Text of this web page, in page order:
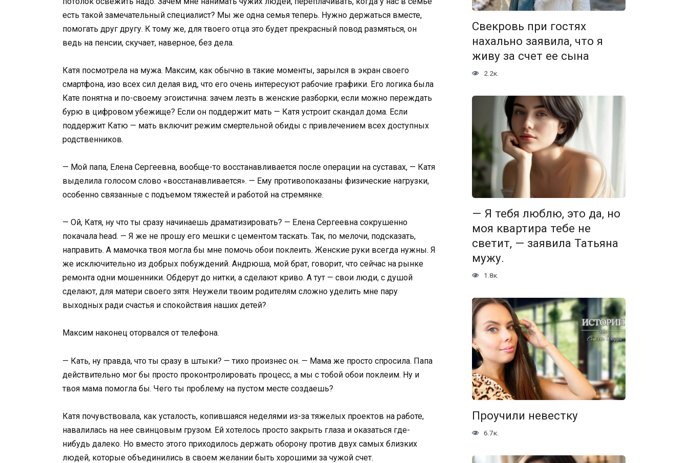
есть такой замечательный специалист? Мы же одна семья теперь. Нужно держаться вместе,
помогать друг другу. К тому же, для твоего отца это будет прекрасный повод размяться, он
ведь на пенсии, скучает, наверное, без дела.
Катя посмотрела на мужа. Максим, как обычно в такие моменты, зарылся в экран своего
смартфона, изо всех сил делая вид, что его очень интересуют рабочие графики. Его логика была
Кате понятна и по-своему эгоистична: зачем лезть в женские разборки, если можно переждать
бурю в цифровом убежище? Если он поддержит мать — Катя устроит скандал дома. Если
поддержит Катю — мать включит режим смертельной обиды с привлечением всех доступных
родственников.
— Мой папа, Елена Сергеевна, вообще-то восстанавливается после операции на суставах, — Катя
выделила голосом слово «восстанавливается». — Ему противопоказаны физические нагрузки,
особенно связанные с подъемом тяжестей и работой на стремянке.
— Ой, Катя, ну что ты сразу начинаешь драматизировать? — Елена Сергеевна сокрушенно
покачала head. — Я же не прошу его мешки с цементом таскать. Так, по мелочи, подсказать,
направить. А мамочка твоя могла бы мне помочь обои поклеить. Женские руки всегда нужны. Я
же исключительно из добрых побуждений. Андрюша, мой брат, говорит, что сейчас на рынке
ремонта одни мошенники. Обдерут до нитки, а сделают криво. А тут — свои люди, с душой
сделают, для матери своего зятя. Неужели твоим родителям сложно уделить мне пару
выходных ради счастья и спокойствия наших детей?
Максим наконец оторвался от телефона.
— Кать, ну правда, что ты сразу в штыки? — тихо произнес он. — Мама же просто спросила. Папа
действительно мог бы просто проконтролировать процесс, а мы с тобой обои поклеим. Ну и
твоя мама помогла бы. Чего ты проблему на пустом месте создаешь?
Катя почувствовала, как усталость, копившаяся неделями из-за тяжелых проектов на работе,
навалилась на нее свинцовым грузом. Ей хотелось просто закрыть глаза и оказаться где-
нибудь далеко. Но вместо этого приходилось держать оборону против двух самых близких
людей, которые объединились в своем желании быть хорошими за чужой счет.
Свекровь при гостях
нахально заявила, что я
живу за счет ее сына
2.2к.
— Я тебя люблю, это да, но
моя квартира тебе не
светит, — заявила Татьяна
мужу.
1.8к.
Проучили невестку
6.7к.